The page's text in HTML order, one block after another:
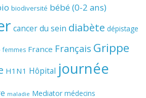
biodiversité bébé (0-2 ans)
cancer du sein diabète dépistage
femmes France Français Grippe
H1N1 Hôpital journée
maladie Mediator médecins